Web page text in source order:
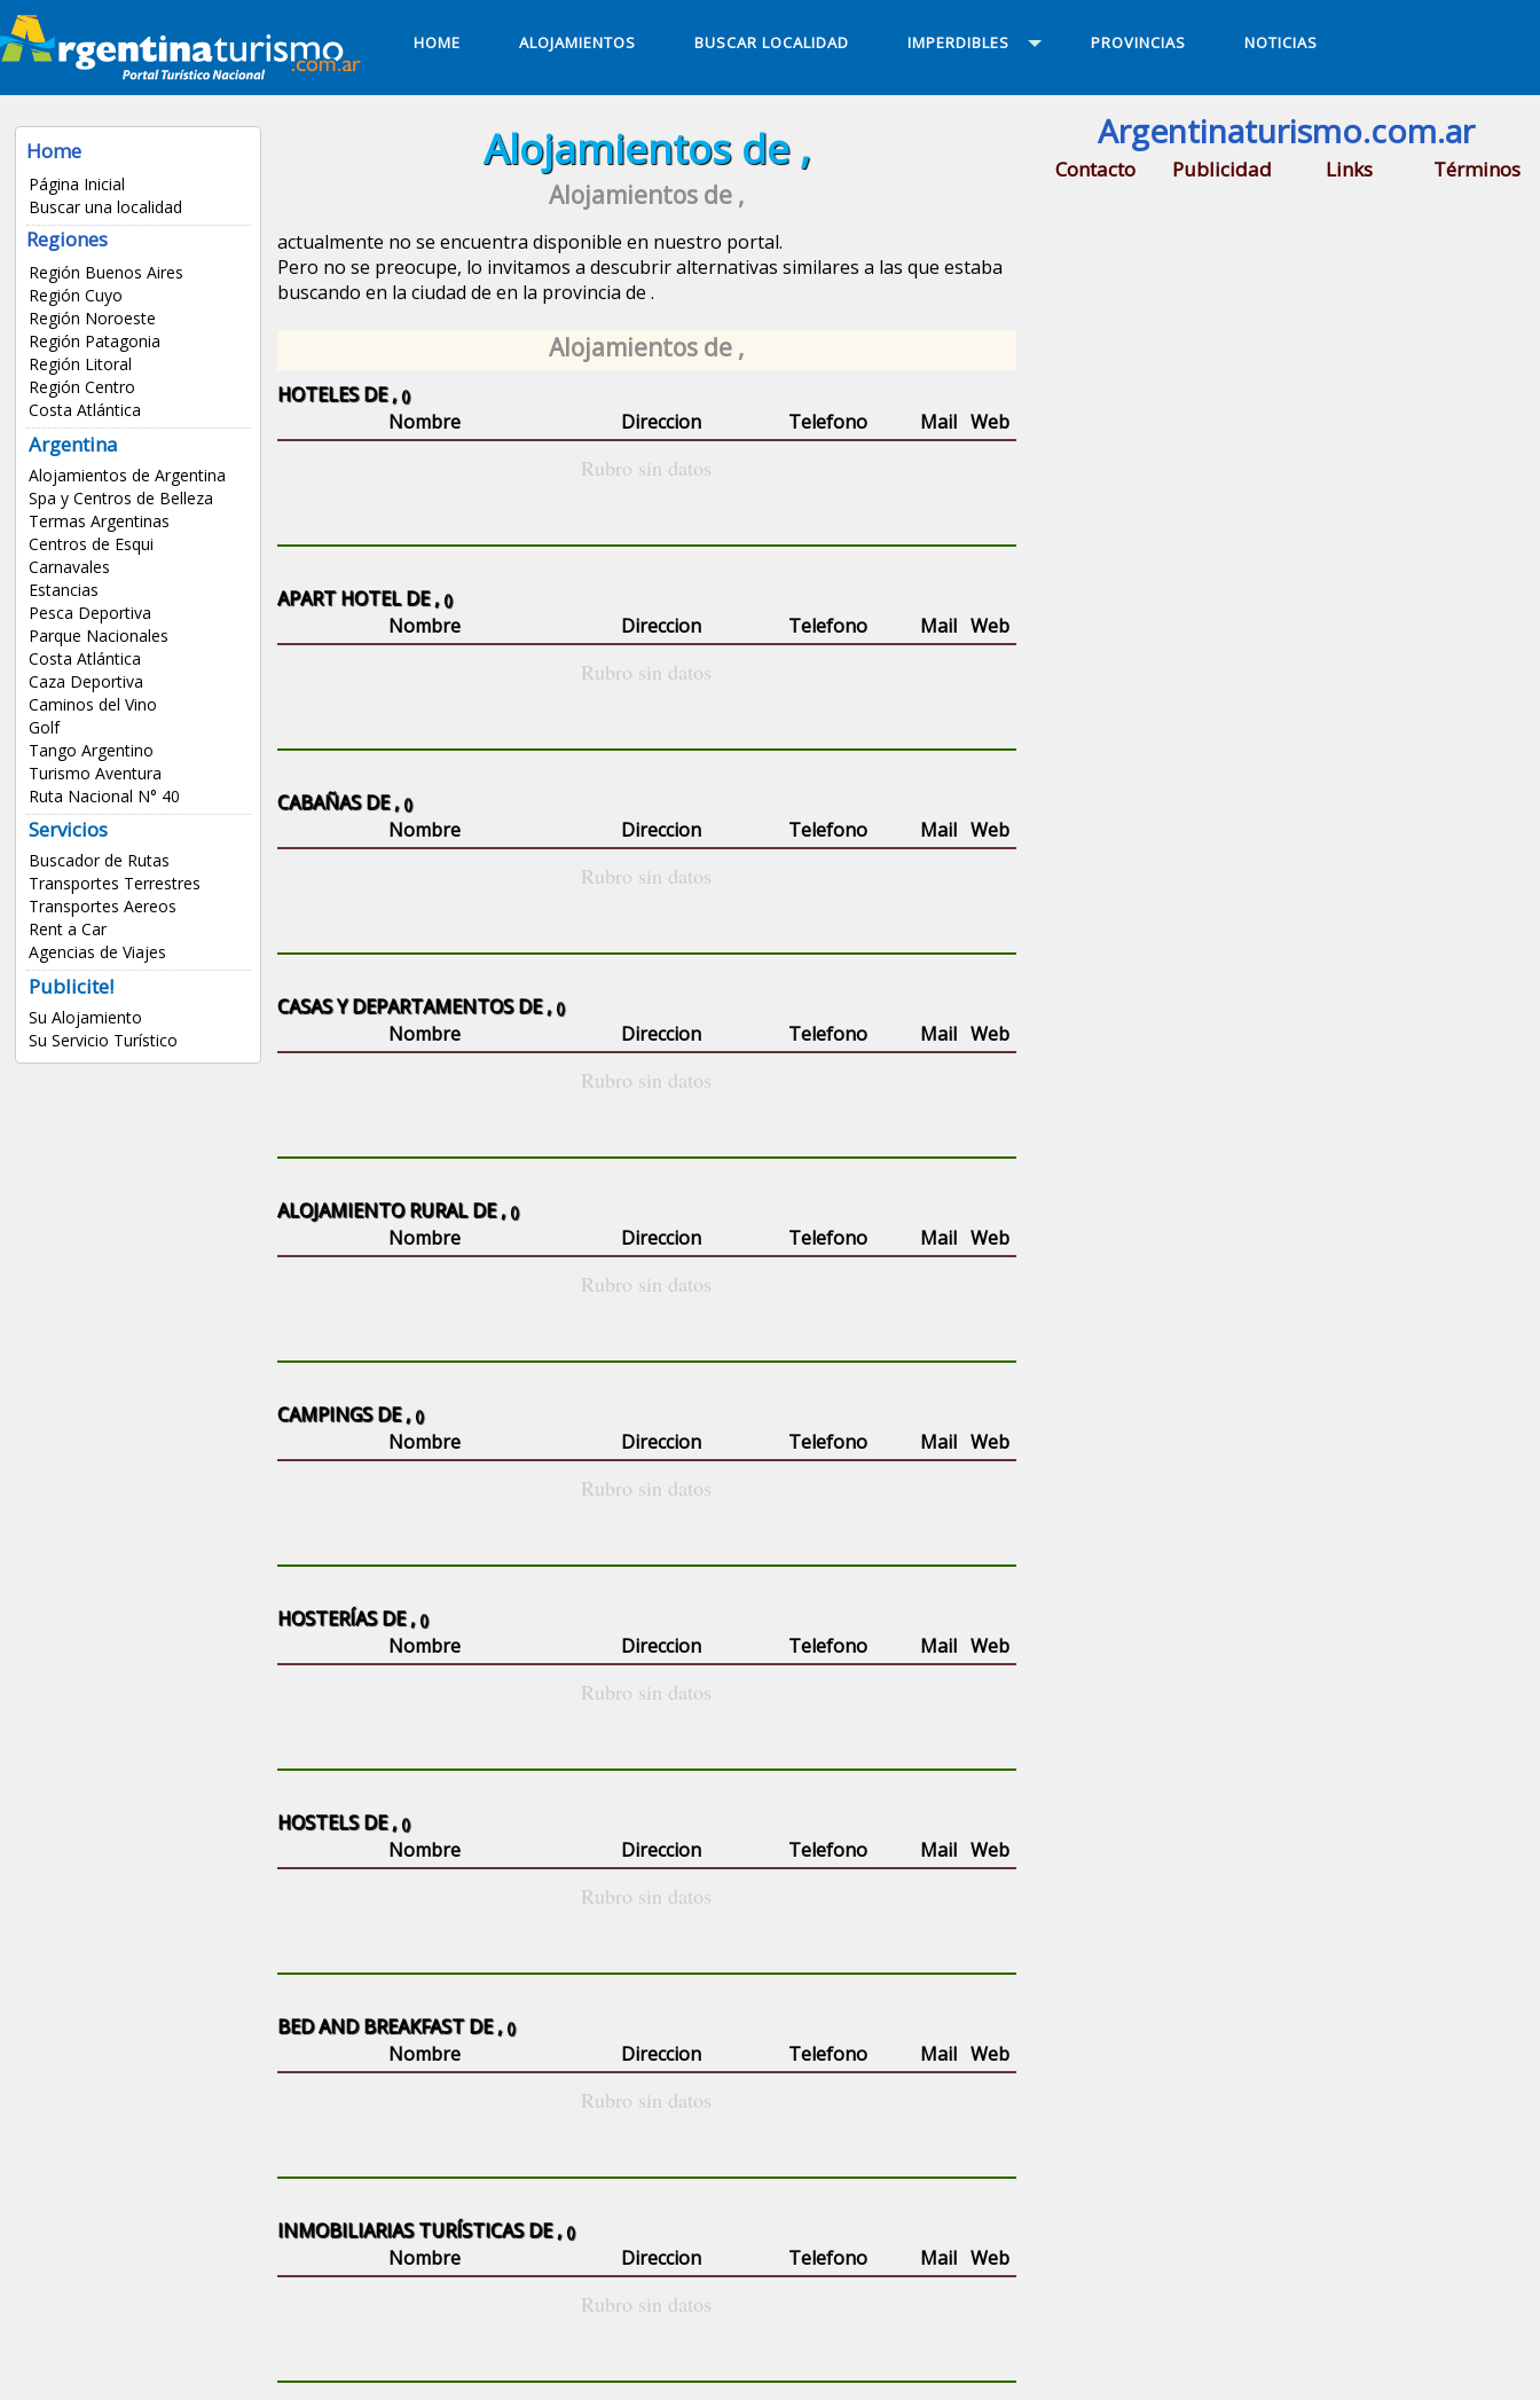
HOME ALOJAMIENTOS BUSCAR LOCALIDAD IMPERDIBLES PROVINCIAS NOTICIAS
Home
Página Inicial
Buscar una localidad
Regiones
Región Buenos Aires
Región Cuyo
Región Noroeste
Región Patagonia
Región Litoral
Región Centro
Costa Atlántica
Argentina
Alojamientos de Argentina
Spa y Centros de Belleza
Termas Argentinas
Centros de Esqui
Carnavales
Estancias
Pesca Deportiva
Parque Nacionales
Costa Atlántica
Caza Deportiva
Caminos del Vino
Golf
Tango Argentino
Turismo Aventura
Ruta Nacional N° 40
Servicios
Buscador de Rutas
Transportes Terrestres
Transportes Aereos
Rent a Car
Agencias de Viajes
Publicite!
Su Alojamiento
Su Servicio Turístico
Alojamientos de ,
Alojamientos de ,
actualmente no se encuentra disponible en nuestro portal.
Pero no se preocupe, lo invitamos a descubrir alternativas similares a las que estaba
buscando en la ciudad de en la provincia de .
Alojamientos de ,
HOTELES DE ,()
Nombre Direccion Telefono Mail Web
Rubro sin datos
APART HOTEL DE ,()
Nombre Direccion Telefono Mail Web
Rubro sin datos
CABAÑAS DE ,()
Nombre Direccion Telefono Mail Web
Rubro sin datos
CASAS Y DEPARTAMENTOS DE ,()
Nombre Direccion Telefono Mail Web
Rubro sin datos
ALOJAMIENTO RURAL DE ,()
Nombre Direccion Telefono Mail Web
Rubro sin datos
CAMPINGS DE ,()
Nombre Direccion Telefono Mail Web
Rubro sin datos
HOSTERÍAS DE ,()
Nombre Direccion Telefono Mail Web
Rubro sin datos
HOSTELS DE ,()
Nombre Direccion Telefono Mail Web
Rubro sin datos
BED AND BREAKFAST DE ,()
Nombre Direccion Telefono Mail Web
Rubro sin datos
INMOBILIARIAS TURÍSTICAS DE ,()
Nombre Direccion Telefono Mail Web
Rubro sin datos
Argentinaturismo.com.ar
Contacto Publicidad Links Términos